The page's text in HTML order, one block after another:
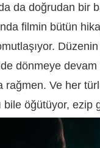
da doğrudan bir
filmin bütün
dönmeye devam
rağmen. Ve her
bile öğütüyor, ezip